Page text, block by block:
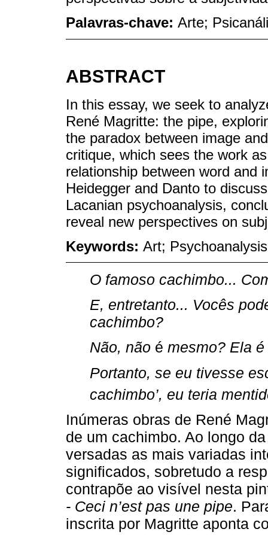
Palavras-chave: Arte;
ABSTRACT
In this essay, we seek to
René Magritte: the pipe,
the paradox between image
critique, which sees the work
relationship between word and
Heidegger and Danto to
Lacanian psychoanalysis,
reveal new perspectives on
Keywords: Art;
O famoso cachimbo...
E, entretanto... Vocês
cachimbo?
Não, não é mesmo? Ela
Portanto, se eu tivesse
cachimbo’, eu teria
Inúmeras obras de René
de um cachimbo. Ao longo
versadas as mais variadas
significados, sobretudo a
contrapõe ao visível nesta
- Ceci n’est pas une pipe.
inscrita por Magritte aponta